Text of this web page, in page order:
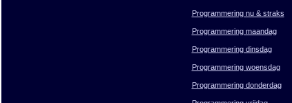
Programmering nu & straks
Programmering maandag
Programmering dinsdag
Programmering woensdag
Programmering donderdag